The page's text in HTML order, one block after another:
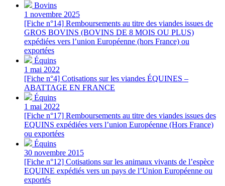
Bovins
1 novembre 2025
[Fiche n°14] Remboursements au titre des viandes issues de
GROS BOVINS (BOVINS DE 8 MOIS OU PLUS)
expédiées vers l’union Européenne (hors France) ou
exportées
Équins
1 mai 2022
[Fiche n°4] Cotisations sur les viandes ÉQUINES –
ABATTAGE EN FRANCE
Équins
1 mai 2022
[Fiche n°17] Remboursements au titre des viandes issues des
EQUINS expédiées vers l’union Européenne (Hors France)
ou exportées
Équins
30 novembre 2015
[Fiche n°12] Cotisations sur les animaux vivants de l’espèce
EQUINE expédiés vers un pays de l’Union Européenne ou
exportés